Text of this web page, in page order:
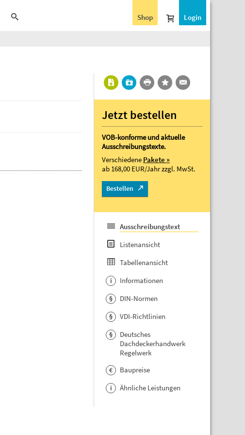
Login
Shop
Jetzt bestellen
VOB-konforme und aktuelle
Ausschreibungstexte.
Verschiedene Pakete »
ab 168,00 EUR/Jahrzzgl. MwSt.
Bestellen
Ausschreibungstext
Listenansicht
Tabellenansicht
i Informationen
§ DIN-Normen
§ VDI-Richtlinien
§
Deutsches
Dachdeckerhandwerk
Regelwerk
€ Baupreise
i Ähnliche Leistungen